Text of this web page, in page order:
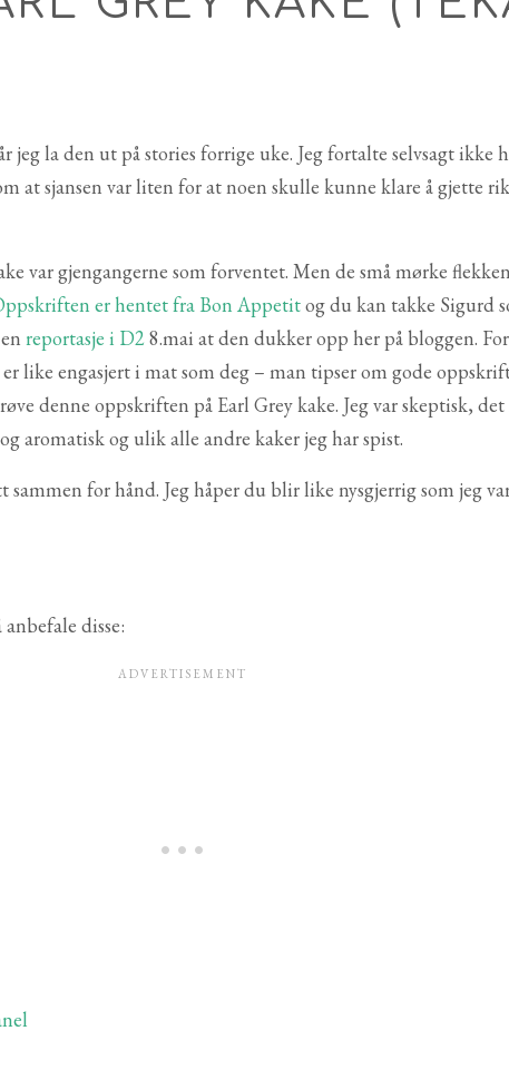
jeg la den ut på stories forrige uke. Jeg fortalte selvsagt ikke
at sjansen var liten for at noen skulle kunne klare å gjette
var gjengangerne som forventet. Men de små mørke
er hentet fra Bon Appetitog du kan takke Sigurd
reportasje i D28.mai at den dukker opp her på bloggen.
like engasjert i mat som deg – man tipser om gode
denne oppskriften på Earl Grey kake. Jeg var skeptisk, det
aromatisk og ulik alle andre kaker jeg har spist.
sammen for hånd. Jeg håper du blir like nysgjerrig som jeg
anbefale disse: